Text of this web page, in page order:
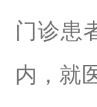
门诊患
内，就